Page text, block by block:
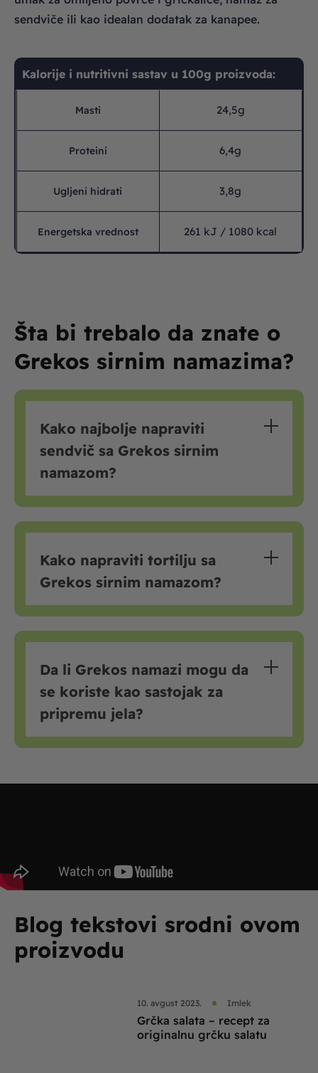
sendviče ili kao idealan dodatak za kanapee.
Kalorije i nutritivni sastav u 100g proizvoda:
Masti 24,5g
Proteini 6,4g
Ugljeni hidrati 3,8g
Energetska vrednost 261 kJ / 1080 kcal
Šta bi trebalo da znate o
Grekos sirnim namazima?
Kako najbolje napraviti
sendvič sa Grekos sirnim
namazom?
Kako napraviti tortilju sa
Grekos sirnim namazom?
Da li Grekos namazi mogu da
se koriste kao sastojak za
pripremu jela?
Blog tekstovi srodni ovom
proizvodu
10. avgust 2023. Imlek
Grčka salata – recept za
originalnu grčku salatu